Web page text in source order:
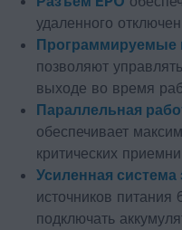
удаленного
Программируемые
позволяют
выходе во время
Параллельная
обеспечивает
критических
Усиленная система
источников питания
подключать